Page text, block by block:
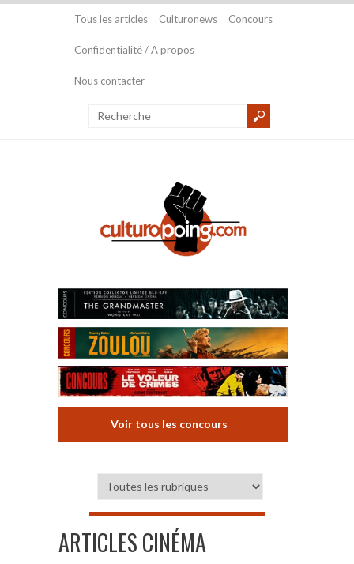
Tous les articles Culturonews Concours
Confidentialité / A propos
Nous contacter
Voir tous les concours
ARTICLES CINÉMA